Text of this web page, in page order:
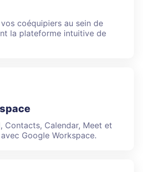
coéquipiers au sein de
la plateforme intuitive de
Contacts, Calendar, Meet et
Google Workspace.